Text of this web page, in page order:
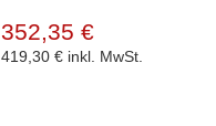
352,35 €
419,30 € inkl. MwSt.